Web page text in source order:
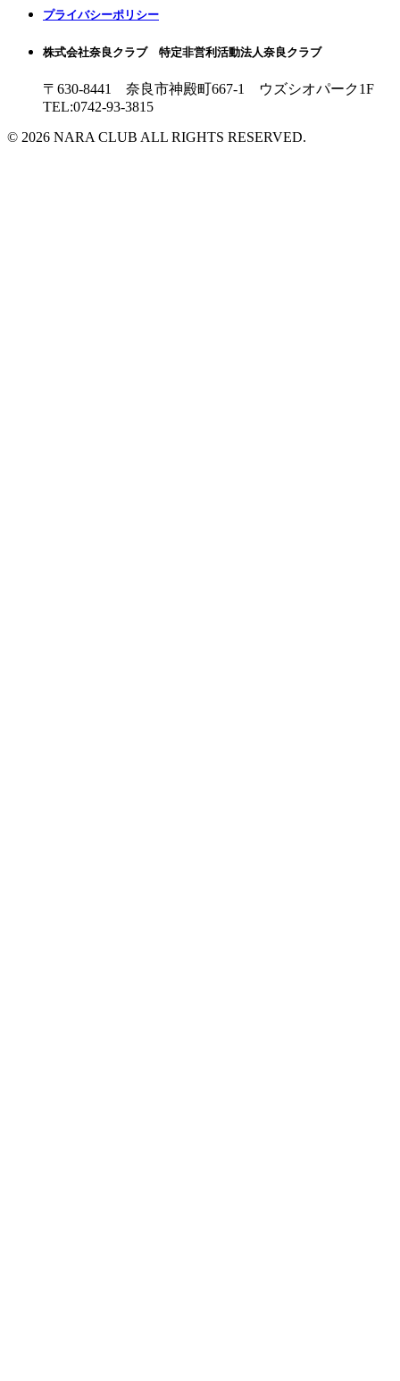
プライバシーポリシー
株式会社奈良クラブ 特定非営利活動法人奈良クラブ
〒630-8441 奈良市神殿町667-1
ウズシオパーク1F
TEL:0742-93-3815
© 2026 NARA CLUB ALL RIGHTS RESERVED.